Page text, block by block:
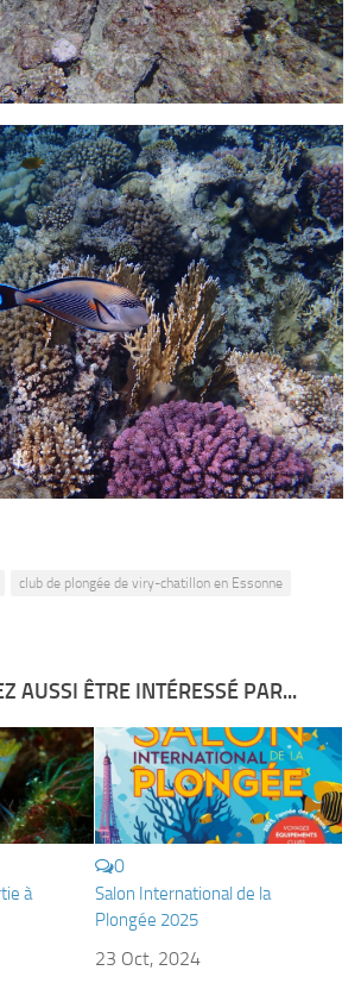
club de plongée de viry-chatillon en Essonne
AUSSI ÊTRE INTÉRESSÉ PAR...
à
0
Salon International de la
Plongée 2025
23 Oct, 2024